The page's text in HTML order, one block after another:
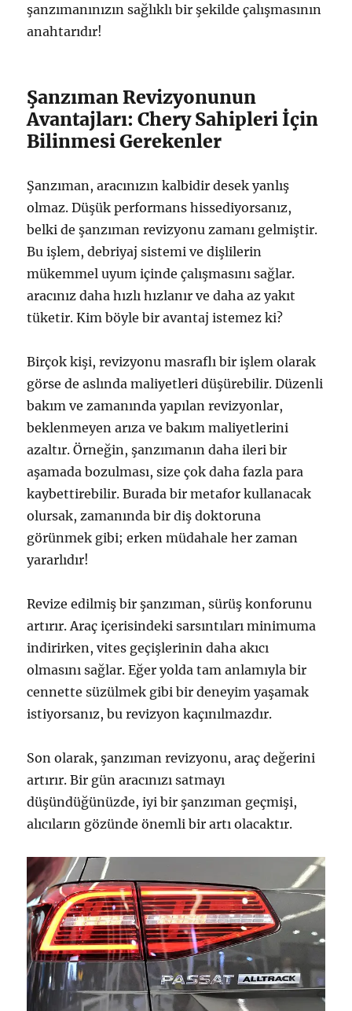
şanzımanınızın sağlıklı bir şekilde çalışmasının
anahtarıdır!
Şanzıman Revizyonunun
Avantajları: Chery Sahipleri İçin
Bilinmesi Gerekenler
Şanzıman, aracınızın kalbidir desek yanlış
olmaz. Düşük performans hissediyorsanız,
belki de şanzıman revizyonu zamanı gelmiştir.
Bu işlem, debriyaj sistemi ve dişlilerin
mükemmel uyum içinde çalışmasını sağlar.
aracınız daha hızlı hızlanır ve daha az yakıt
tüketir. Kim böyle bir avantaj istemez ki?
Birçok kişi, revizyonu masraflı bir işlem olarak
görse de aslında maliyetleri düşürebilir. Düzenli
bakım ve zamanında yapılan revizyonlar,
beklenmeyen arıza ve bakım maliyetlerini
azaltır. Örneğin, şanzımanın daha ileri bir
aşamada bozulması, size çok daha fazla para
kaybettirebilir. Burada bir metafor kullanacak
olursak, zamanında bir diş doktoruna
görünmek gibi; erken müdahale her zaman
yararlıdır!
Revize edilmiş bir şanzıman, sürüş konforunu
artırır. Araç içerisindeki sarsıntıları minimuma
indirirken, vites geçişlerinin daha akıcı
olmasını sağlar. Eğer yolda tam anlamıyla bir
cennette süzülmek gibi bir deneyim yaşamak
istiyorsanız, bu revizyon kaçınılmazdır.
Son olarak, şanzıman revizyonu, araç değerini
artırır. Bir gün aracınızı satmayı
düşündüğünüzde, iyi bir şanzıman geçmişi,
alıcıların gözünde önemli bir artı olacaktır.